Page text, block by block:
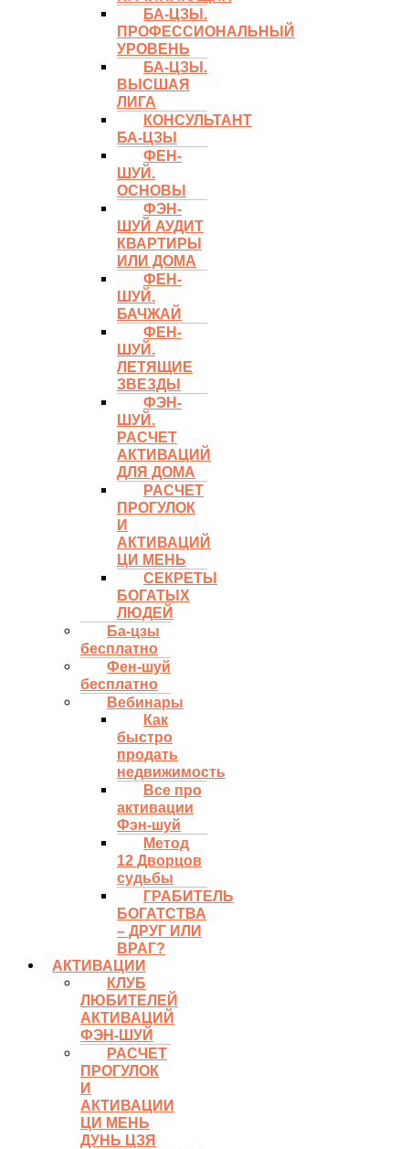
БА-ЦЗЫ.
ПРОФЕССИОНАЛЬНЫЙ
УРОВЕНЬ
БА-ЦЗЫ.
ВЫСШАЯ
ЛИГА
КОНСУЛЬТАНТ
БА-ЦЗЫ
ФЕН-
ШУЙ.
ОСНОВЫ
ФЭН-
ШУЙ АУДИТ
КВАРТИРЫ
ИЛИ ДОМА
ФЕН-
ШУЙ.
БАЧЖАЙ
ФЕН-
ШУЙ.
ЛЕТЯЩИЕ
ЗВЕЗДЫ
ФЭН-
ШУЙ.
РАСЧЕТ
АКТИВАЦИЙ
ДЛЯ ДОМА
РАСЧЕТ
ПРОГУЛОК
И
АКТИВАЦИЙ
ЦИ МЕНЬ
СЕКРЕТЫ
БОГАТЫХ
ЛЮДЕЙ
Ба-цзы
бесплатно
Фен-шуй
бесплатно
Вебинары
Как
быстро
продать
недвижимость
Все про
активации
Фэн-шуй
Метод
12 Дворцов
судьбы
ГРАБИТЕЛЬ
БОГАТСТВА
– ДРУГ ИЛИ
ВРАГ?
АКТИВАЦИИ
КЛУБ
ЛЮБИТЕЛЕЙ
АКТИВАЦИЙ
ФЭН-ШУЙ
РАСЧЕТ
ПРОГУЛОК
И
АКТИВАЦИИ
ЦИ МЕНЬ
ДУНЬ ЦЗЯ